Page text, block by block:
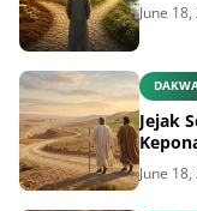
June
Jejak
June